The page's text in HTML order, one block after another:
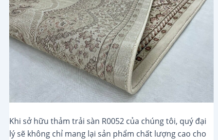
Khi sở hữu thảm trải sàn R0052 của chúng tôi, quý đại
lý sẽ không chỉ mang lại sản phẩm chất lượng cao cho